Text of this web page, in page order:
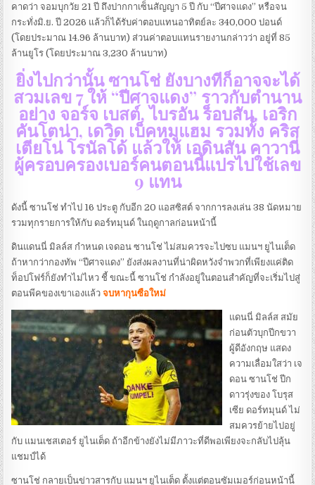
คาดว่า จอมบุกวัย 21 ปี ถึงปากกาเซ็นสัญญา 5 ปี กับ “ปีศาจแดง” หรือจน
กระทั่งมิ.ย. ปี 2026 แล้วก็ได้รับค่าตอบแทนอาทิตย์ละ 340,000 ปอนด์
(โดยประมาณ 14.96 ล้านบาท) ส่วนค่าตอบแทนรายงานกล่าวว่า อยู่ที่ 85
ล้านยูโร (โดยประมาณ 3,230 ล้านบาท)
ยิ่งไปกว่านั้น ซานโช่ ยังบางทีก็อาจจะได้
สวมเลข 7 ให้ “ปีศาจแดง” ราวกับตำนาน
อย่าง จอร์จ เบสต์, ไบรอัน ร็อบสัน, เอริก
คันโตน่า, เดวิด เบ็คหมูแฮม รวมทั้ง คริส
เตียโน่ โรนัลโด้ แล้วให้ เอดินสัน คาวานี่
ผู้ครอบครองเบอร์คนตอนนี้แปรไปใช้เลข
9 แทน
ดังนี้ ซานโช่ ทำไป 16 ประตู กับอีก 20 แอสซิสต์ จากการลงเล่น 38 นัดหมาย
รวมทุกรายการให้กับ ดอร์ทมุนด์ ในฤดูกาลก่อนหน้านี้
ดินแดนนี่ มิลล์ส กำหนด เจดอน ซานโช่ ไม่สมควรจะไปซบ แมนฯ ยูไนเต็ด
ถ้าหากว่ากองทัพ “ปีศาจแดง” ยังส่งผลงานที่น่าผิดหวังจำพวกที่เพียงแค่ติด
ท็อปโฟร์ก็ยังทำไม่ไหว ชี้ ขณะนี้ ซานโช่ กำลังอยู่ในตอนสำคัญที่จะเริ่มไปสู่
ตอนพีคของเขาเองแล้วจบหากุนซือใหม่
แดนนี่ มิลล์ส สมัย
ก่อนตัวบุกปีกขวา
ผู้ดีอังกฤษ แสดง
ความเลื่อมใสว่า เจ
ดอน ซานโช่ ปีก
ดาวรุ่งของ โบรุส
เซีย ดอร์ทมุนด์ ไม่
สมควรย้ายไปอยู่
กับ แมนเชสเตอร์ ยูไนเต็ด ถ้าอีกข้างยังไม่มีภาวะที่ดีพอเพียงจะกลับไปลุ้น
แชมป์ได้
ซานโช่ กลายเป็นข่าวสารกับ แมนฯ ยูไนเต็ด ตั้งแต่ตอนซัมเมอร์ก่อนหน้านี้